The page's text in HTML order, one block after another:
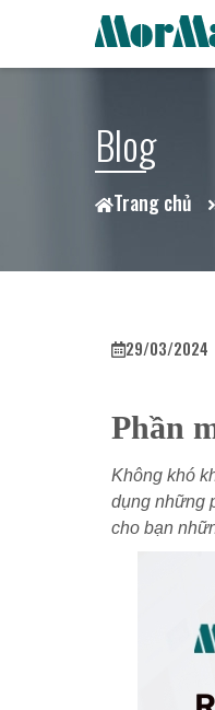
Blog
Trang chủ
29/03/2024
Phần
Không khó
dụng những
cho bạn